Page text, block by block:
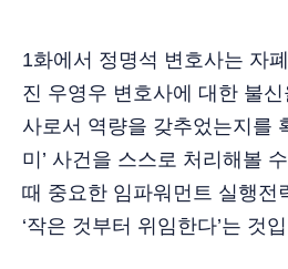
1화에서 정명석 변호사는 자
진 우영우 변호사에 대한 불
사로서 역량을 갖추었는지를
미’ 사건을 스스로 처리해볼
때 중요한 임파워먼트 실행전
‘작은 것부터 위임한다’는 것